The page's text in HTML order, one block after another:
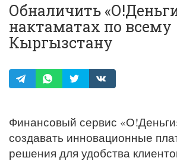
Обналичить
нактаматах по всему
Кыргызстану
Финансовый сервис
создавать инновационные
решения для удобства